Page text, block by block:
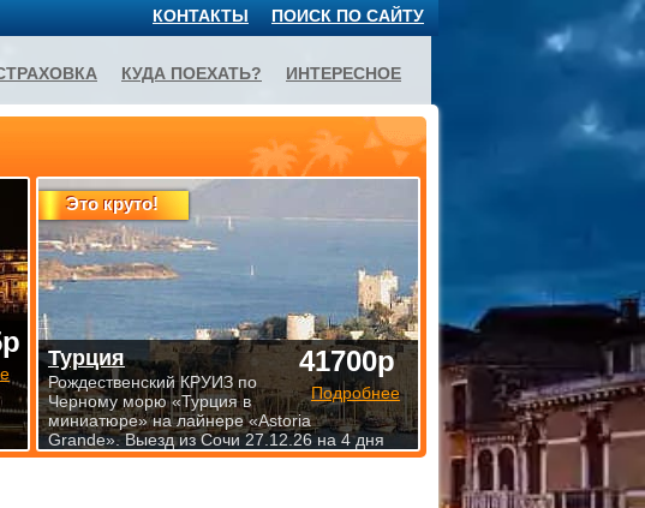
Это круто!
41700р
Подробнее
Турция
Рождественский КРУИЗ по
Черному морю «Турция в
миниатюре» на лайнере «Astoria
Grande». Выезд из Сочи 27.12.26 на 4 дня
ПОИСК ПО САЙТУ
КОНТАКТЫ
КУДА ПОЕХАТЬ? ИНТЕРЕСНОЕ